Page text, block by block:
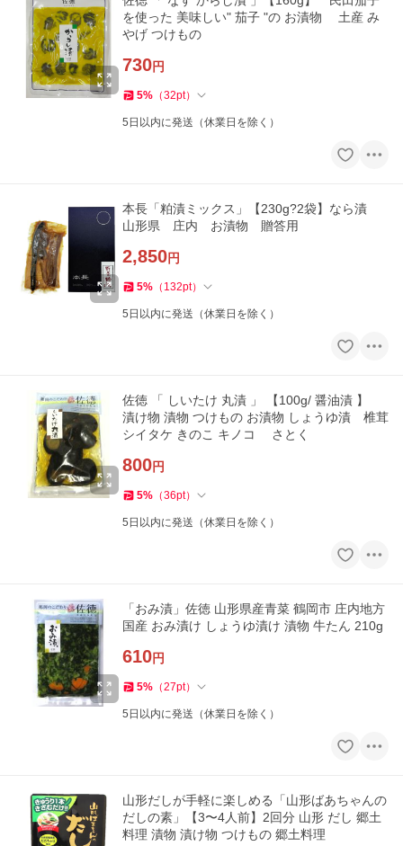
を使った 美味しい" 茄子 "の お漬物 土産 み
やげ つけもの
730円
5% （32pt）
5日以内に発送（休業日を除く）
本長「粕漬ミックス」【230g?2袋】なら漬
山形県 庄内 お漬物 贈答用
2,850円
5% （ 132pt）
5日以内に発送（休業日を除く）
佐徳 「 しいたけ 丸漬 」 【100g/ 醤油漬 】
漬け物 漬物 つけもの お漬物 しょうゆ漬 椎茸
シイタケ きのこ キノコ さとく
800円
5% （36pt）
5日以内に発送（休業日を除く）
「おみ漬」佐徳 山形県産青菜 鶴岡市 庄内地方
国産 おみ漬け しょうゆ漬け 漬物 牛たん 210g
610円
5% （27pt）
5日以内に発送（休業日を除く）
山形だしが手軽に楽しめる「山形ばあちゃんの
だしの素」【3〜4人前】2回分 山形 だし 郷土
料理 漬物 漬け物 つけもの 郷土料理